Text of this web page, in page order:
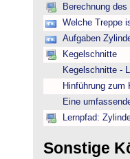
Berechnung
Welche Treppe
Aufgaben
Kegelschnitte
Kegelschnitte -
Hinführung zum
Eine
Lernpfad:
Sonstige